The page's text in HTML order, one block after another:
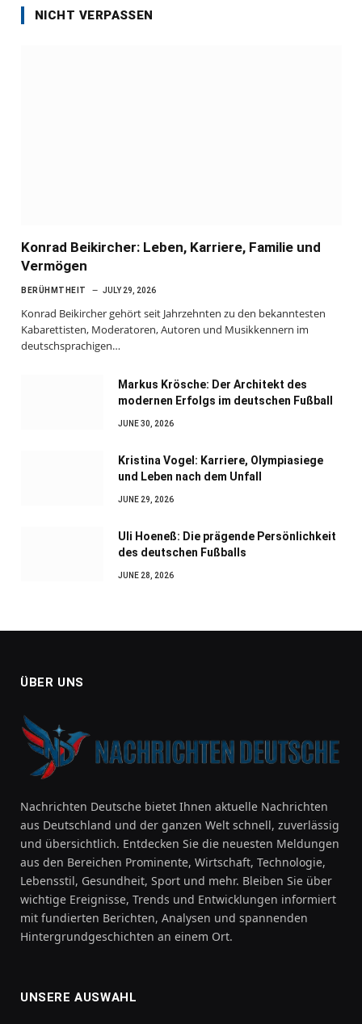
NICHT VERPASSEN
Konrad Beikircher: Leben, Karriere, Familie und
Vermögen
BERÜHMTHEIT JULY 29, 2026
Konrad Beikircher gehört seit Jahrzehnten zu den bekanntesten
Kabarettisten, Moderatoren, Autoren und Musikkennern im
deutschsprachigen…
Markus Krösche: Der Architekt des
modernen Erfolgs im deutschen Fußball
JUNE 30, 2026
Kristina Vogel: Karriere, Olympiasiege
und Leben nach dem Unfall
JUNE 29, 2026
Uli Hoeneß: Die prägende Persönlichkeit
des deutschen Fußballs
JUNE 28, 2026
ÜBER UNS
Nachrichten Deutsche bietet Ihnen aktuelle Nachrichten
aus Deutschland und der ganzen Welt schnell, zuverlässig
und übersichtlich. Entdecken Sie die neuesten Meldungen
aus den Bereichen Prominente, Wirtschaft, Technologie,
Lebensstil, Gesundheit, Sport und mehr. Bleiben Sie über
wichtige Ereignisse, Trends und Entwicklungen informiert
mit fundierten Berichten, Analysen und spannenden
Hintergrundgeschichten an einem Ort.
UNSERE AUSWAHL